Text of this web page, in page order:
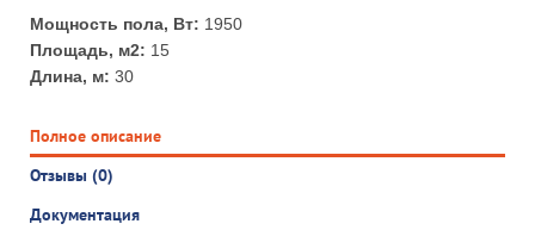
Мощность пола, Вт: 1950
Площадь, м2: 15
Длина, м: 30
Полное описание
Отзывы (0)
Документация